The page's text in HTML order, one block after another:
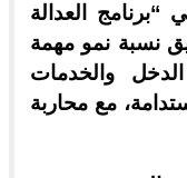
العدالة
نسبة نمو مهمة
والخدمات
مع محاربة